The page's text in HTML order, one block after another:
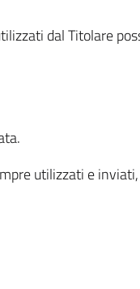
dal Titolare
utilizzati e